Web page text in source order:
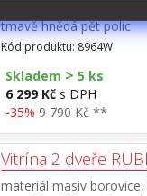
materiál masiv
tmavě hnědá pět polic
Kód produktu: 8964W
Skladem > 5 ks
6 299 Kč s DPH
-35% 9 790 Kč **
Vitrína 2 dveře
materiál masiv